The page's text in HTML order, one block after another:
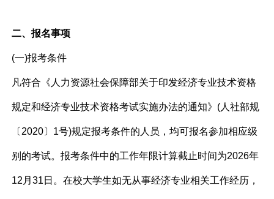
二、报名事项
(一)报考条件
凡符合《人力资源社会保障部关于印发经济专业技术资格
规定和经济专业技术资格考试实施办法的通知》(人社部规
〔2020〕1号)规定报考条件的人员，均可报名参加相应级
别的考试。报考条件中的工作年限计算截止时间为2026年
12月31日。在校大学生如无从事经济专业相关工作经历，